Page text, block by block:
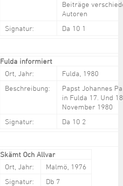
Beiträge
Autoren
Signatur:
Da 10 1
Fulda informiert
Ort, Jahr:
Fulda, 1980
Beschreibung:
Papst Johannes
in Fulda 17. Und
November 1980
Signatur:
Da 10 2
Skämt Och Allvar
Ort, Jahr:
Malmö, 1976
Signatur:
Db 7